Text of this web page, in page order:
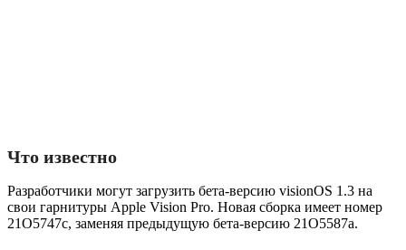
Что известно
Разработчики могут загрузить бета-версию visionOS 1.3 на
свои гарнитуры Apple Vision Pro. Новая сборка имеет номер
21O5747c, заменяя предыдущую бета-версию 21O5587a.